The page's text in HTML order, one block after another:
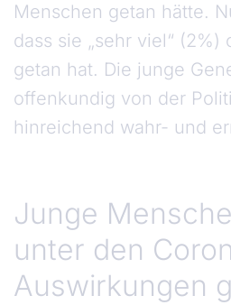
Menschen getan hätte.
dass sie „sehr viel“ (2%)
getan hat. Die junge
offenkundig von der
hinreichend wahr- und
Junge
unter den
Auswirkungen